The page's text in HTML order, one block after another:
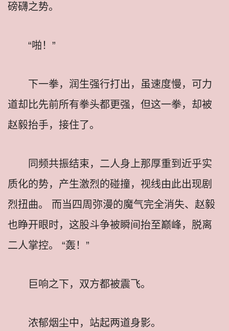
磅礴之势。
“啪！”
下一拳，润生强行打出，虽速度慢，可力
道却比先前所有拳头都更强，但这一拳，却被
赵毅抬手，接住了。
同频共振结束，二人身上那厚重到近乎实
质化的势，产生激烈的碰撞，视线由此出现剧
烈扭曲。 而当四周弥漫的魔气完全消失、赵毅
也睁开眼时，这股斗争被瞬间抬至巅峰，脱离
二人掌控。 “轰！”
巨响之下，双方都被震飞。
浓郁烟尘中，站起两道身影。